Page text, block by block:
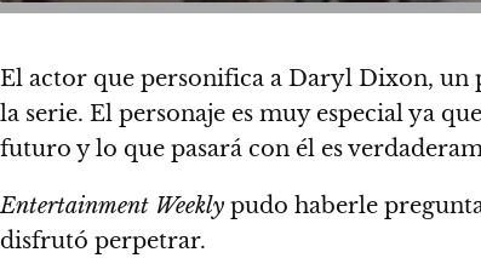
El actor que personifica a Daryl Dixon, un
la serie. El personaje es muy especial ya
futuro y lo que pasará con él es
Entertainment Weekly pudo haberle
disfrutó perpetrar.